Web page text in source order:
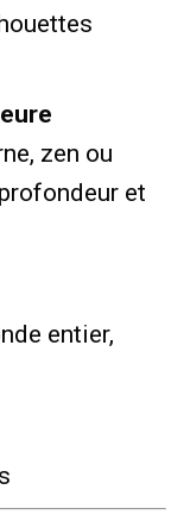
zen ou
et
entier,